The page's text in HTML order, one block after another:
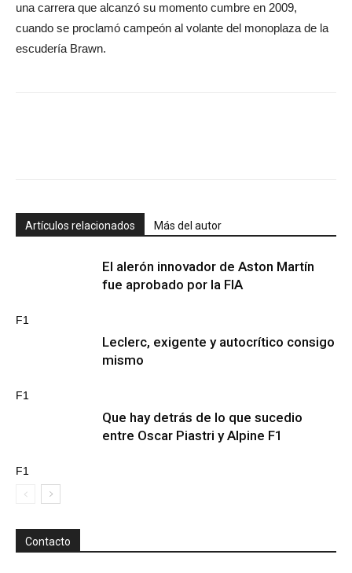
una carrera que alcanzó su momento cumbre en 2009,
cuando se proclamó campeón al volante del monoplaza de la
escudería Brawn.
Artículos relacionados Más del autor
F1
El alerón innovador de Aston Martín
fue aprobado por la FIA
F1
Leclerc, exigente y autocrítico consigo
mismo
F1
Que hay detrás de lo que sucedio
entre Oscar Piastri y Alpine F1
Contacto